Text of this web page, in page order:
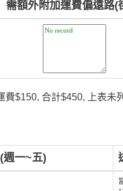
需額外附加運費偏遠路(
$150, 合計$450, 上表未
週一~五)